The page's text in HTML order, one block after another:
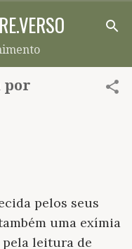
principal
por
pelos seus
uma exímia
leitura de